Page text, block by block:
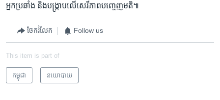
អ្នក​ប្រឆាំង​ ​និង​បង្ក្រាប​លើ​សេរីភាព​បញ្ចេញ​មតិ៕
ចែករំលែក Follow us
This item is part of
កម្ពុជា នយោបាយ